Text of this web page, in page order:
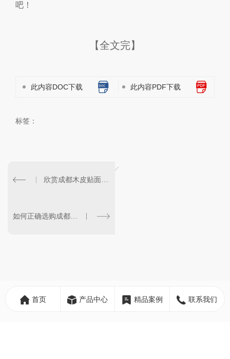
吧！
【全文完】
此内容DOC下载 此内容PDF下载
标签：
首页 产品中心 精品案例 联系我们